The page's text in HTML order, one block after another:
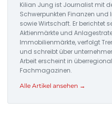
Kilian Jung ist Journalist mit
Schwerpunkten Finanzen
sowie Wirtschaft. Er berichtet
Aktienmärkte und
Immobilienmärkte, verfolgt
und schreibt über
Arbeit erscheint in
Fachmagazinen.
Alle Artikel ansehen →